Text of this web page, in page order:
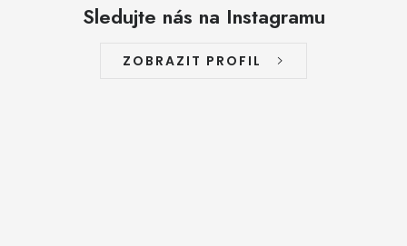
Sledujte nás na Instagramu
ZOBRAZIT PROFIL